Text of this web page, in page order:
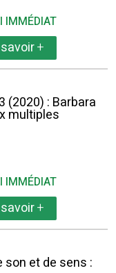
IMMÉDIAT
+
(2020) : Barbara
multiples
IMMÉDIAT
+
son et de sens :